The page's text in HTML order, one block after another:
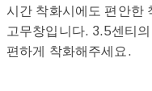
시간 착화시에도 편안한
고무창입니다. 3.5센티
편하게 착화해주세요.